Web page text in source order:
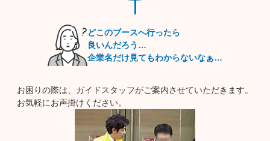
あります。アミューズメント施設や観光地が盛んなので四季を
楽しむ事ができ、山の幸にも海の幸にも恵まれているので休日
は食や自然を楽しみながら過ごしたいという方に人気の県で
最新の情報は、本サイトにて随時ご案内いたします。
どこのブースへ行ったら
良いんだろう…
企業名だけ見てもわからないなぁ…
お困りの際は、ガイドスタッフがご案内させていただきます。
お気軽にお声掛けください。